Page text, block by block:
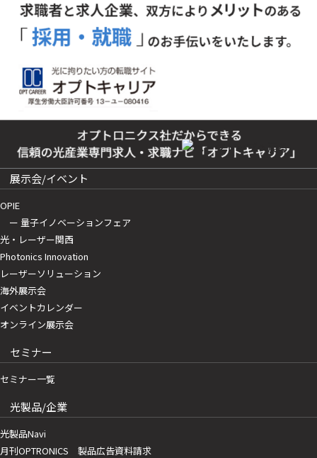
展示会/イベント
OPIE
ー 量子イノベーションフェア
光・レーザー関西
Photonics Innovation
レーザーソリューション
海外展示会
イベントカレンダー
オンライン展示会
セミナー
セミナー一覧
光製品/企業
光製品Navi
月刊OPTRONICS 製品広告資料請求